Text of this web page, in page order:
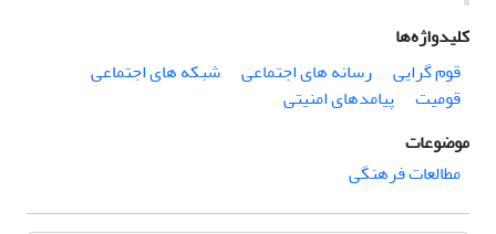
کلیدواژه‌ها
قوم گرایی
رسانه های اجتماعی
شبکه های اجتماعی
قومیت
پیامدهای امنیتی
موضوعات
مطالعات فرهنگی